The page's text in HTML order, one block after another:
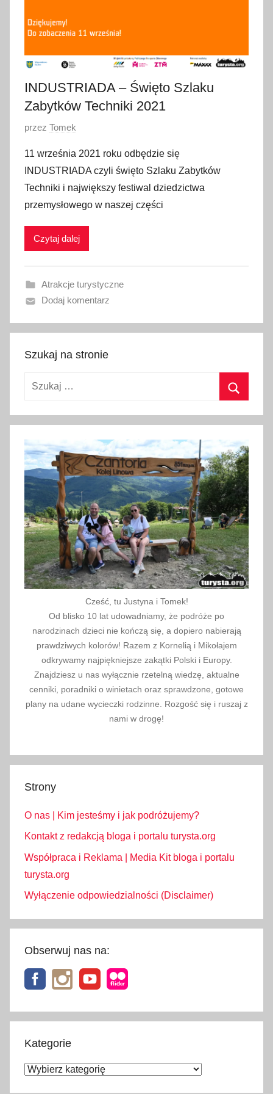
INDUSTRIADA – Święto Szlaku
Zabytków Techniki 2021
O
u
b
i
w
n
o
w
r
n
a
2
0
1
przez Tomek
11 września 2021 roku odbędzie się
INDUSTRIADA czyli święto Szlaku Zabytków
Techniki i największy festiwal dziedzictwa
przemysłowego w naszej części
Czytaj dalej
Atrakcje turystyczne
Dodaj komentarz
Szukaj na stronie
Szukaj:
Cześć, tu Justyna i Tomek!
Od blisko 10 lat udowadniamy, że podróże po
narodzinach dzieci nie kończą się, a dopiero nabierają
prawdziwych kolorów! Razem z Kornelią i Mikołajem
odkrywamy najpiękniejsze zakątki Polski i Europy.
Znajdziesz u nas wyłącznie rzetelną wiedzę, aktualne
cenniki, poradniki o winietach oraz sprawdzone, gotowe
plany na udane wycieczki rodzinne. Rozgość się i ruszaj z
nami w drogę!
Strony
O nas | Kim jesteśmy i jak podróżujemy?
Kontakt z redakcją bloga i portalu turysta.org
Współpraca i Reklama | Media Kit bloga i portalu
turysta.org
Wyłączenie odpowiedzialności (Disclaimer)
Obserwuj nas na:
Kategorie
Kategorie